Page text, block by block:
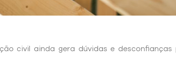
civil ainda gera dúvidas e